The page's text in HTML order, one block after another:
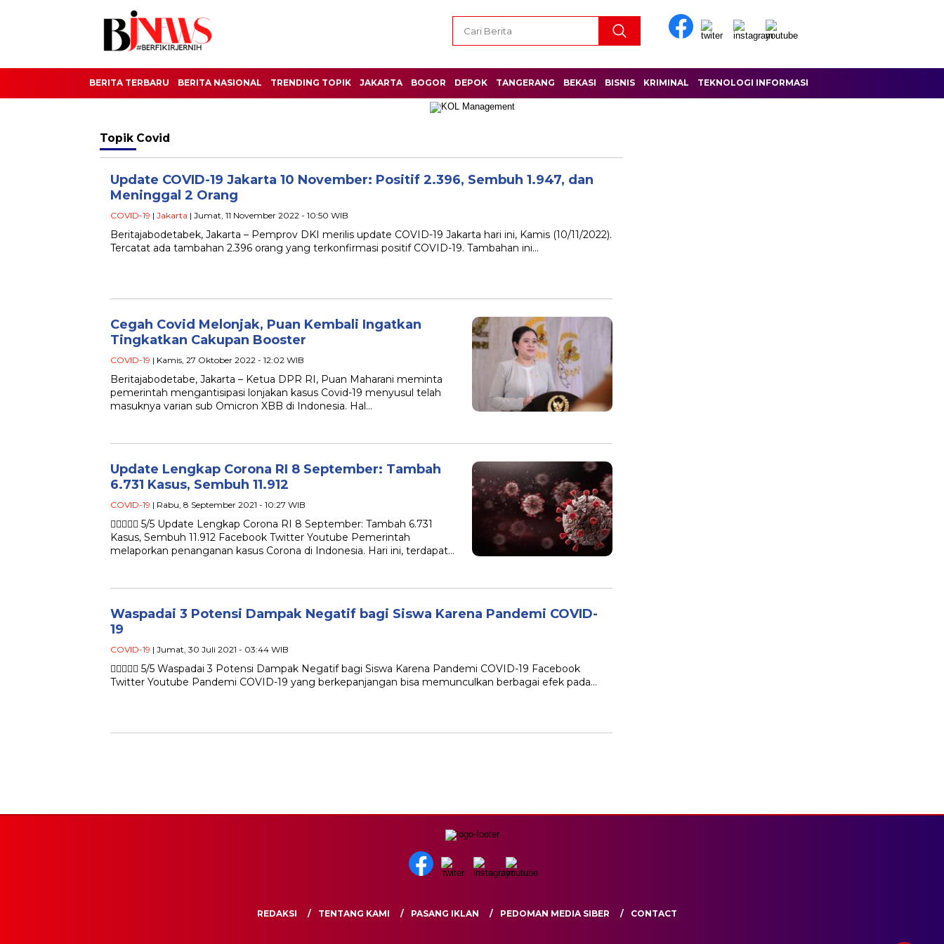
BERITA TERBARU BERITA NASIONAL TRENDING TOPIK JAKARTA BOGOR DEPOK TANGERANG BEKASI BISNIS KRIMINAL TEKNOLOGI INFORMASI
Topik Covid
Update COVID-19 Jakarta 10 November: Positif 2.396, Sembuh 1.947, dan
Meninggal 2 Orang
COVID-19 | Jakarta | Jumat, 11 November 2022 - 10:50 WIB
Beritajabodetabek, Jakarta – Pemprov DKI merilis update COVID-19 Jakarta hari ini, Kamis (10/11/2022).
Tercatat ada tambahan 2.396 orang yang terkonfirmasi positif COVID-19. Tambahan ini…
Cegah Covid Melonjak, Puan Kembali Ingatkan
Tingkatkan Cakupan Booster
COVID-19 | Kamis, 27 Oktober 2022 - 12:02 WIB
Beritajabodetabe, Jakarta – Ketua DPR RI, Puan Maharani meminta
pemerintah mengantisipasi lonjakan kasus Covid-19 menyusul telah
masuknya varian sub Omicron XBB di Indonesia. Hal…
Update Lengkap Corona RI 8 September: Tambah
6.731 Kasus, Sembuh 11.912
COVID-19 | Rabu, 8 September 2021 - 10:27 WIB
 5/5 Update Lengkap Corona RI 8 September: Tambah 6.731
Kasus, Sembuh 11.912 Facebook Twitter Youtube Pemerintah
melaporkan penanganan kasus Corona di Indonesia. Hari ini, terdapat…
Waspadai 3 Potensi Dampak Negatif bagi Siswa Karena Pandemi COVID-
19
COVID-19 | Jumat, 30 Juli 2021 - 03:44 WIB
 5/5 Waspadai 3 Potensi Dampak Negatif bagi Siswa Karena Pandemi COVID-19 Facebook
Twitter Youtube Pandemi COVID-19 yang berkepanjangan bisa memunculkan berbagai efek pada…
REDAKSI TENTANG KAMI PASANG IKLAN PEDOMAN MEDIA SIBER CONTACT